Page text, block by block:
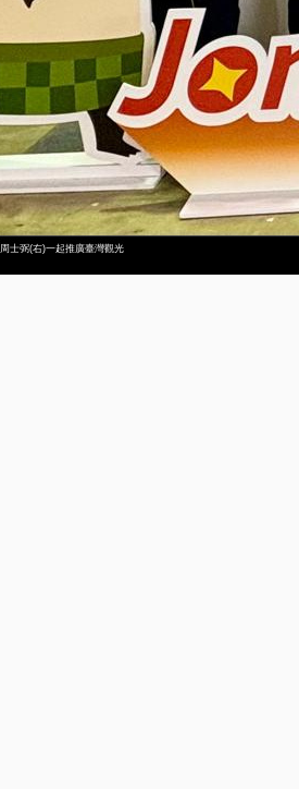
士弼(右)一起推廣臺灣觀光